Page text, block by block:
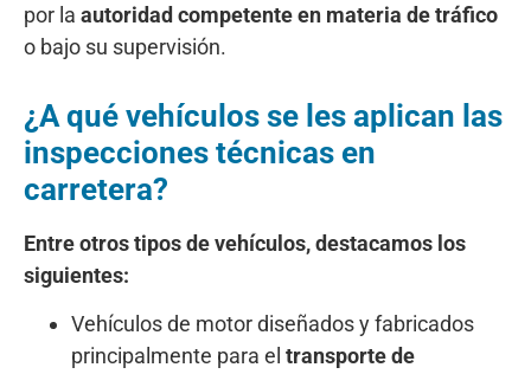
por la autoridad competente en materia de tráfico
o bajo su supervisión.
¿A qué vehículos se les aplican las
inspecciones técnicas en
carretera?
Entre otros tipos de vehículos, destacamos los
siguientes:
Vehículos de motor diseñados y fabricados
principalmente para el transporte de